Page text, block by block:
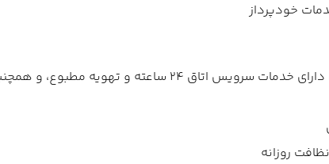
خودپرداز
دارای خدمات سرویس اتاق 24 ساعته و تهویه مطبوع، و همچنین امکاناتی مانند گاوصندوق و حوله هستند.
روزانه